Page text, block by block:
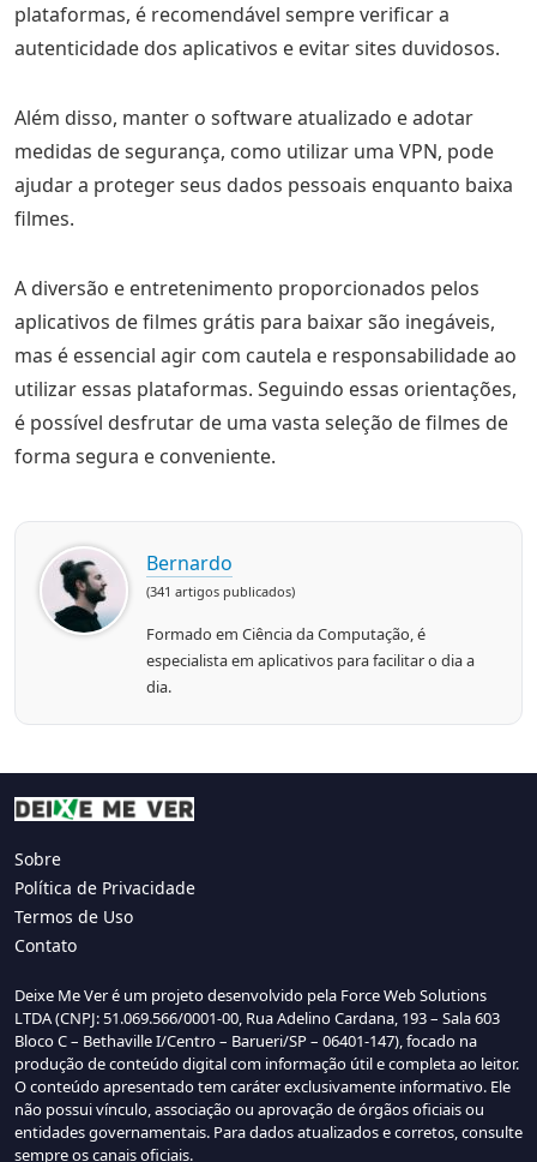
plataformas, é recomendável sempre verificar a
autenticidade dos aplicativos e evitar sites duvidosos.
Além disso, manter o software atualizado e adotar
medidas de segurança, como utilizar uma VPN, pode
ajudar a proteger seus dados pessoais enquanto baixa
filmes.
A diversão e entretenimento proporcionados pelos
aplicativos de filmes grátis para baixar são inegáveis,
mas é essencial agir com cautela e responsabilidade ao
utilizar essas plataformas. Seguindo essas orientações,
é possível desfrutar de uma vasta seleção de filmes de
forma segura e conveniente.
Bernardo
(341 artigos publicados)
Formado em Ciência da Computação, é
especialista em aplicativos para facilitar o dia a
dia.
Sobre
Política de Privacidade
Termos de Uso
Contato
Deixe Me Ver é um projeto desenvolvido pela Force Web Solutions
LTDA (CNPJ: 51.069.566/0001-00, Rua Adelino Cardana, 193 – Sala 603
Bloco C – Bethaville I/Centro – Barueri/SP – 06401-147), focado na
produção de conteúdo digital com informação útil e completa ao leitor.
O conteúdo apresentado tem caráter exclusivamente informativo. Ele
não possui vínculo, associação ou aprovação de órgãos oficiais ou
entidades governamentais. Para dados atualizados e corretos, consulte
sempre os canais oficiais.